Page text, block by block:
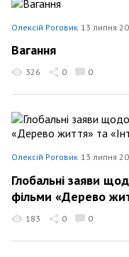
Олексій Роговик 13 липня
Вагання
326 0 0
Олексій Роговик 13 липня
Глобальні заяви
фільми «Дерево
183 0 0